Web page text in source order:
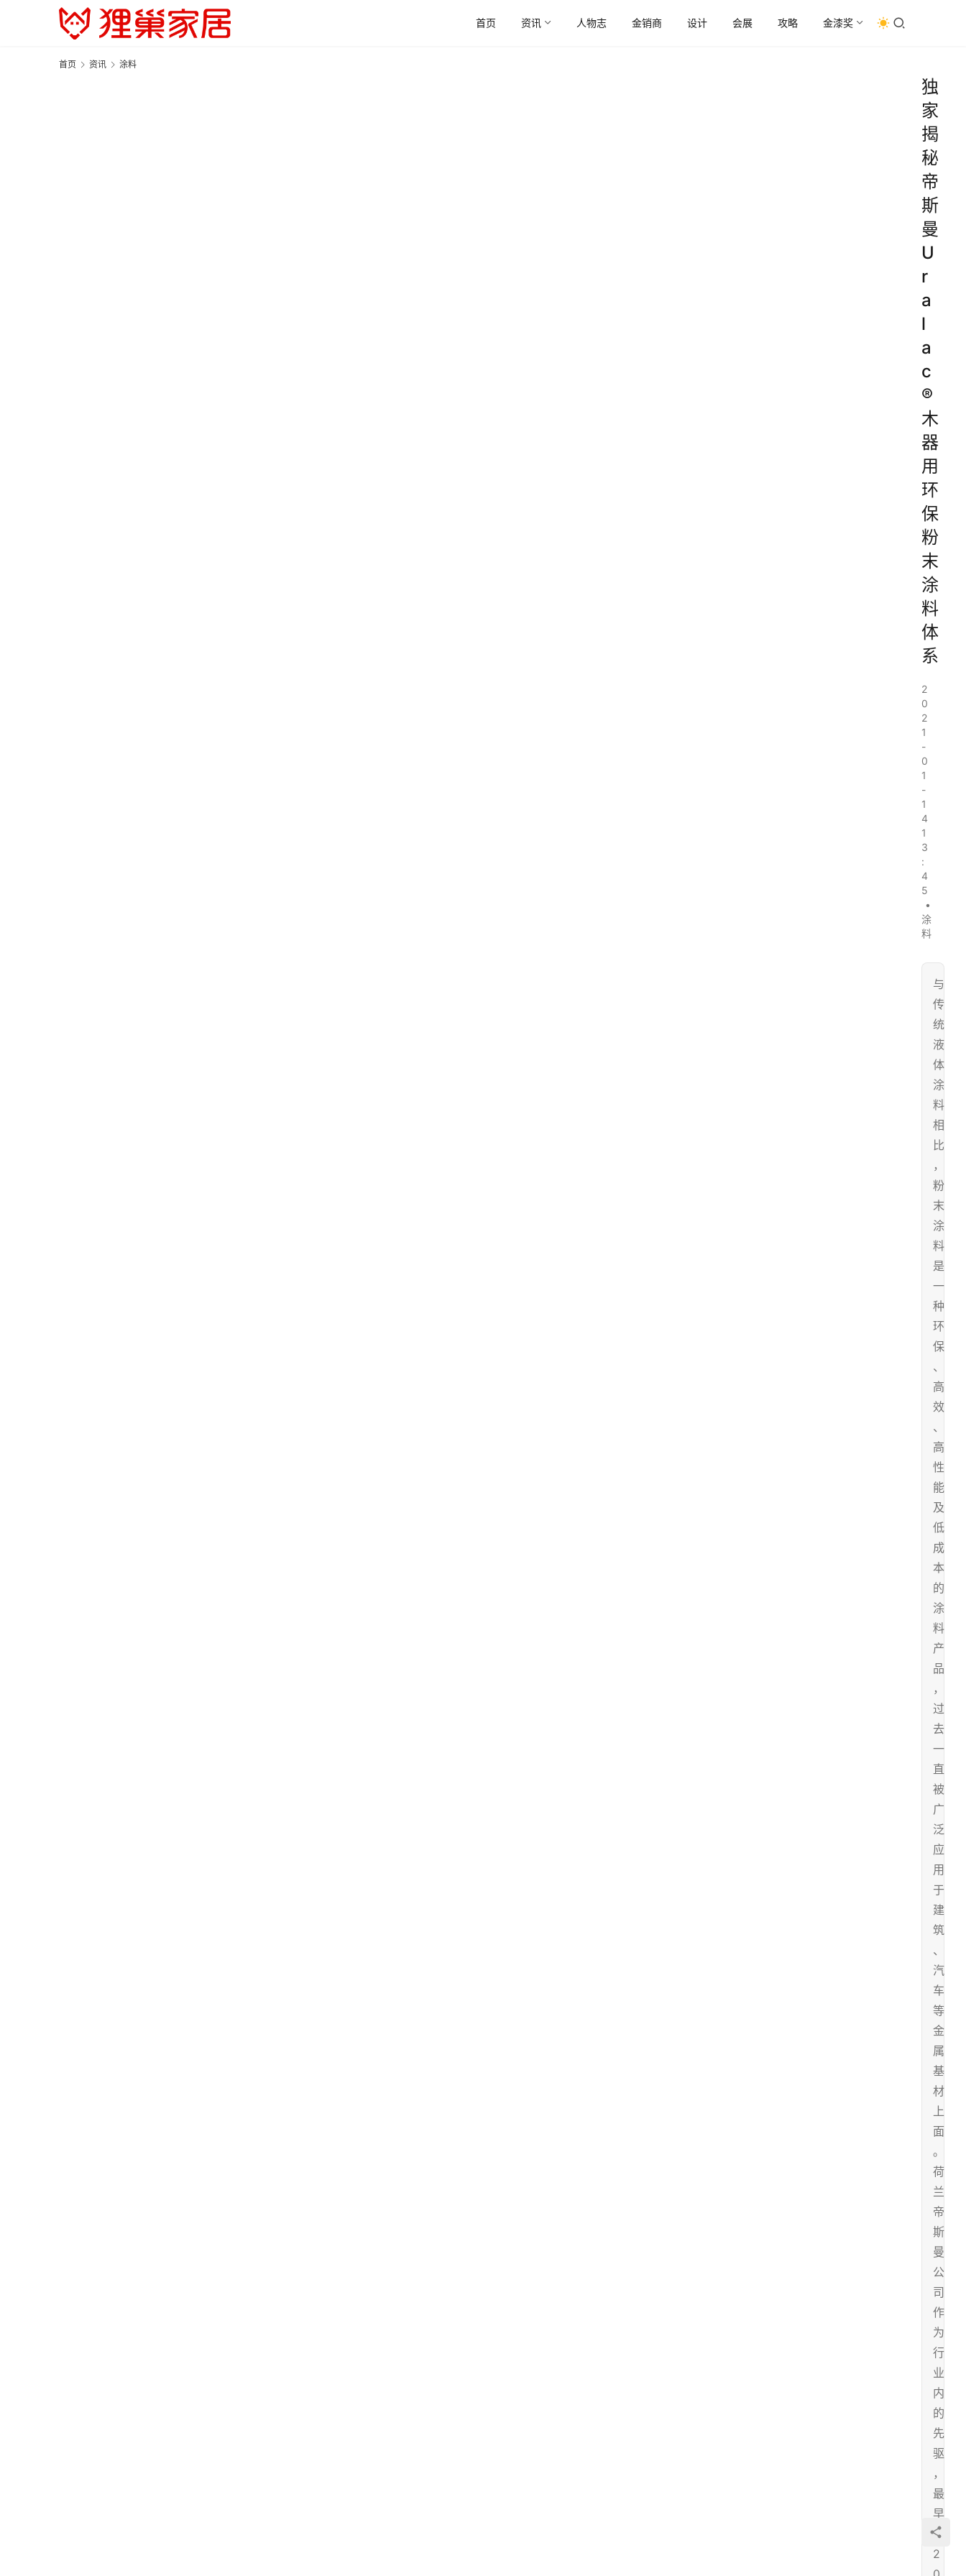
首页 资讯 人物志 金销商 设计 会展 攻略 金漆奖
首页 资讯 涂料
独
家
揭
秘
帝
斯
曼
U
r
a
l
a
c
®
木
器
用
环
保
粉
末
涂
料
体
系
2
0
2
1
-
0
1
-
1
4
1
3
:
4
5
•
涂
料
与
传
统
液
体
涂
料
相
比
，
粉
末
涂
料
是
一
种
环
保
、
高
效
、
高
性
能
及
低
成
本
的
涂
料
产
品
，
过
去
一
直
被
广
泛
应
用
于
建
筑
、
汽
车
等
金
属
基
材
上
面
。
荷
兰
帝
斯
曼
公
司
作
为
行
业
内
的
先
驱
，
最
早
于
2